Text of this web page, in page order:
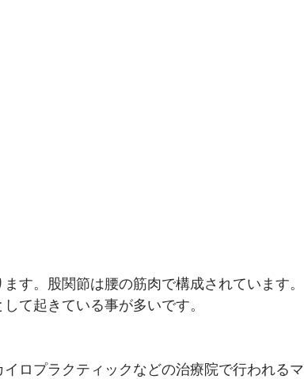
す。股関節は腰の筋肉で構成されています。
て起きている事が多いです。
ロプラクティックなどの治療院で行われるマ